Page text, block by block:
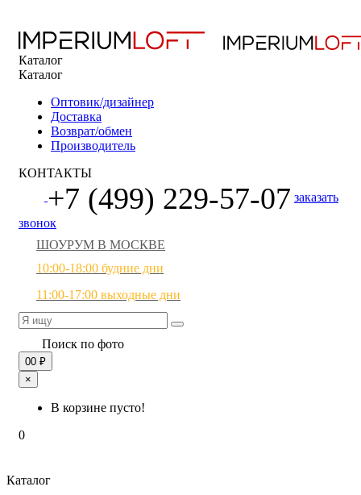
Каталог
Каталог
Оптовик/дизайнер
Доставка
Возврат/обмен
Производитель
КОНТАКТЫ
+7 (499) 229-57-07 заказать
звонок
ШОУРУМ В МОСКВЕ
10:00-18:00 будние дни
11:00-17:00 выходные дни
Поиск по фото
00 ₽
×
В корзине пусто!
0
Каталог